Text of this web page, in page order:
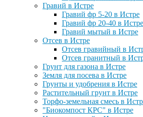
Гравий в Истре
Гравий фр 5-20 в Истре
Гравий фр 20-40 в Истре
Гравий мытый в Истре
Отсев в Истре
Отсев гравийный в
Отсев гранитный в
Грунт для газона в Истре
Земля для посева в Истре
Грунты и удобрения в Истре
Растительный грунт в Истре
Торфо-земельная смесь в
"Биокомпост КРС" в Истре